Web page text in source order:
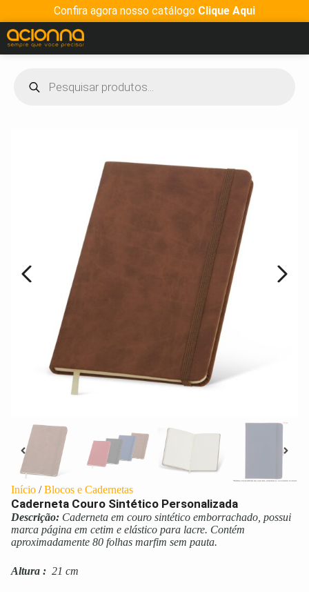
Confira agora nosso catálogo Clique Aqui
Início /Blocos e Cadernetas
Caderneta Couro Sintético Personalizada
Descrição: Caderneta em couro sintético emborrachado, possui
marca página em cetim e elástico para lacre. Contém
aproximadamente 80 folhas marfim sem pauta.
Altura : 21 cm